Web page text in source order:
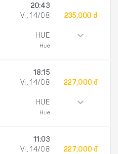
20:43
Vi, 14/08
HUE
Hue
235,000 đ
18:15
Vi, 14/08
HUE
Hue
227,000 đ
11:03
Vi, 14/08
227,000 đ